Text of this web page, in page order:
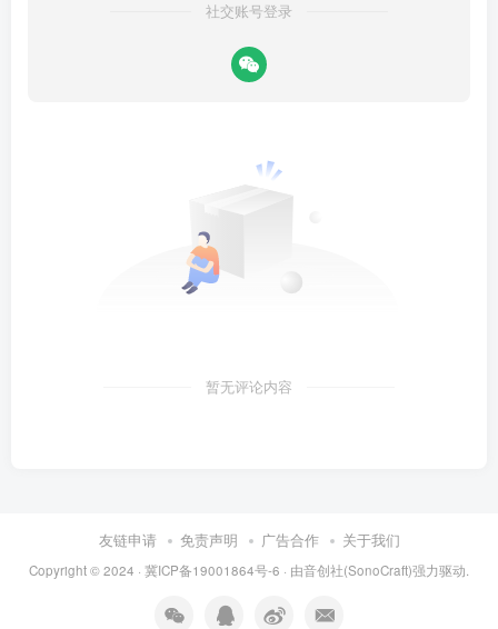
社交账号登录
暂无评论内容
友链申请 免责声明 广告合作 关于我们
Copyright © 2024 · 冀ICP备19001864号-6 · 由音创社(SonoCraft)强力驱动.